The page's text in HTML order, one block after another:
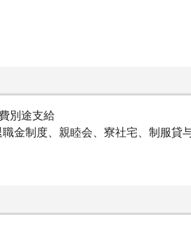
別途支給
制度、親睦会、寮社宅、制服貸